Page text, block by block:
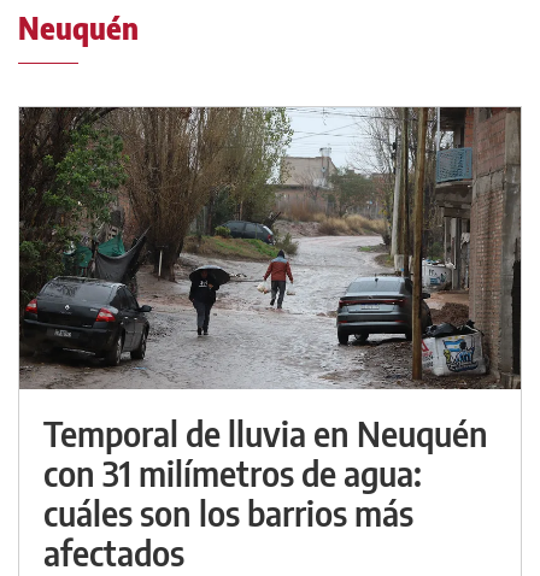
Neuquén
Temporal de lluvia en Neuquén
con 31 milímetros de agua:
cuáles son los barrios más
afectados